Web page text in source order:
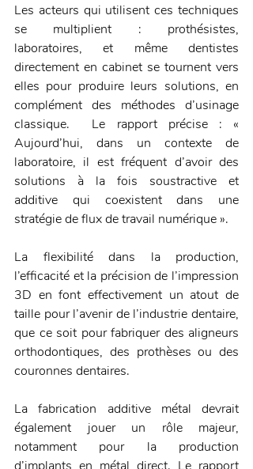
Les acteurs qui utilisent ces techniques
se multiplient : prothésistes,
laboratoires, et même dentistes
directement en cabinet se tournent vers
elles pour produire leurs solutions, en
complément des méthodes d’usinage
classique.  Le rapport précise : «
Aujourd’hui, dans un contexte de
laboratoire, il est fréquent d’avoir des
solutions à la fois soustractive et
additive qui coexistent dans une
stratégie de flux de travail numérique ».
La flexibilité dans la production,
l’efficacité et la précision de l’impression
3D en font effectivement un atout de
taille pour l’avenir de l’industrie dentaire,
que ce soit pour fabriquer des aligneurs
orthodontiques, des prothèses ou des
couronnes dentaires.
La fabrication additive métal devrait
également jouer un rôle majeur,
notamment pour la production